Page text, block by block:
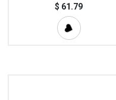
$ 61.79